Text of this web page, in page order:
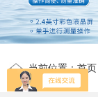
当前位置：首页